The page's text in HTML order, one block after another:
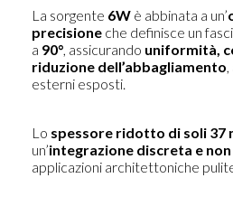
La sorgente 6Wè abbinata a un’
precisioneche definisce un
a 90°, assicurando uniformità,
riduzione dell’abbagliamento
esterni esposti.
Lo spessore ridotto di soli 37
un’integrazione discreta e
applicazioni architettoniche